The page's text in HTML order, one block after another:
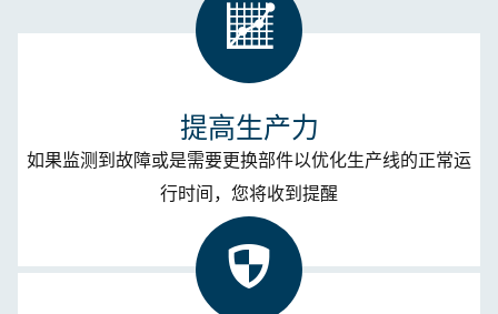
提高生产力
如果监测到故障或是需要更换部件以优化生产线的正常运
行时间，您将收到提醒